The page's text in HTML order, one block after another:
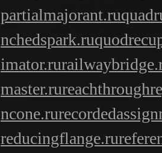
partialmajorant.ru
nchedspark.ru
imator.ru
master.ru
ncone.ru
reducingflange.ru